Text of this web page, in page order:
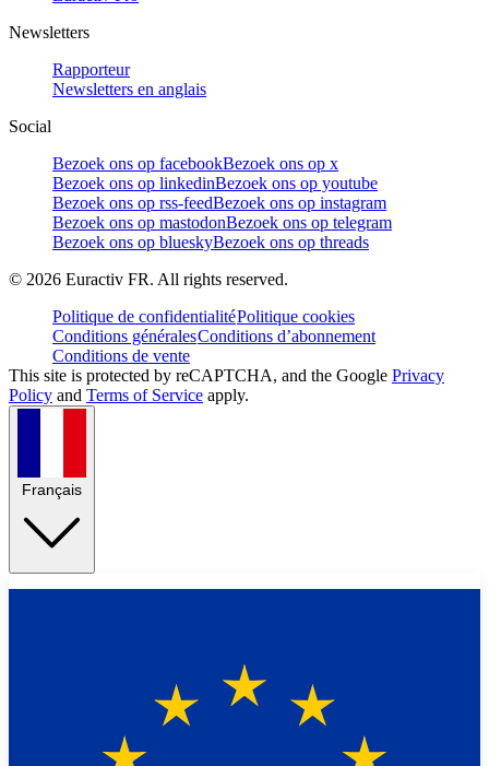
Newsletters
Rapporteur
Newsletters en anglais
Social
Bezoek ons op facebookBezoek ons op x
Bezoek ons op linkedinBezoek ons op youtube
Bezoek ons op rss-feedBezoek ons op instagram
Bezoek ons op mastodonBezoek ons op telegram
Bezoek ons op blueskyBezoek ons op threads
© 2026 Euractiv FR. All rights reserved.
Politique de confidentialitéPolitique cookies
Conditions généralesConditions d’abonnement
Conditions de vente
This site is protected by reCAPTCHA, and the Google Privacy
Policy and Terms of Service apply.
Français